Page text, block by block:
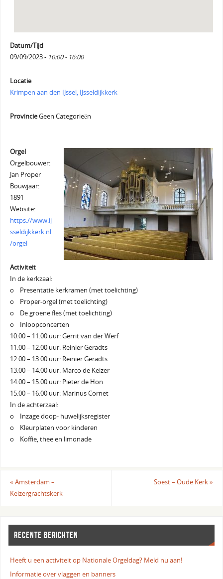
Datum/Tijd
09/09/2023 - 10:00 - 16:00
Locatie
Krimpen aan den IJssel, IJsseldijkkerk
ProvincieGeen Categorieën
Orgel
Orgelbouwer:
Jan Proper
Bouwjaar:
1891
Website:
https://www.ij
sseldijkkerk.nl
/orgel
Activiteit
In de kerkzaal:
o Presentatie kerkramen (met toelichting)
o Proper-orgel (met toelichting)
o De groene fles (met toelichting)
o Inloopconcerten
10.00 – 11.00 uur: Gerrit van der Werf
11.00 – 12.00 uur: Reinier Geradts
12.00 – 13.00 uur: Reinier Geradts
13.00 – 14.00 uur: Marco de Keizer
14.00 – 15.00 uur: Pieter de Hon
15.00 – 16.00 uur: Marinus Cornet
In de achterzaal:
o Inzage doop- huwelijksregister
o Kleurplaten voor kinderen
o Koffie, thee en limonade
« Amsterdam –
Keizergrachtskerk
Soest – Oude Kerk»
RECENTE BERICHTEN
Heeft u een activiteit op Nationale Orgeldag? Meld nu aan!
Informatie over vlaggen en banners